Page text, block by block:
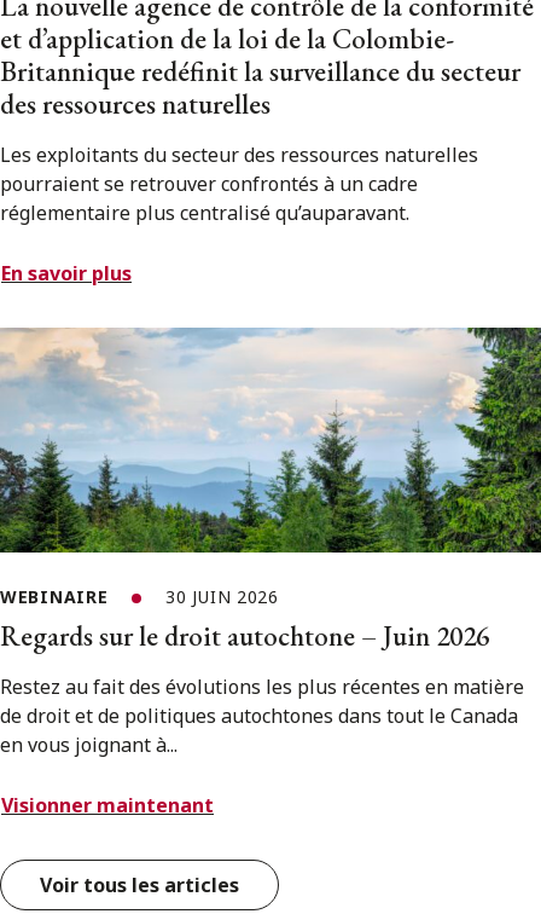
et d’application de la loi de la Colombie-
Britannique redéfinit la surveillance du secteur
des ressources naturelles
Les exploitants du secteur des ressources naturelles
pourraient se retrouver confrontés à un cadre
réglementaire plus centralisé qu’auparavant.
En savoir plus
WEBINAIRE 30 JUIN 2026
Regards sur le droit autochtone – Juin 2026
Restez au fait des évolutions les plus récentes en matière
de droit et de politiques autochtones dans tout le Canada
en vous joignant à...
Visionner maintenant
Voir tous les articles